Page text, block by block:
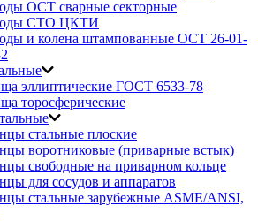
ОСТ сварные секторные
СТО ЦКТИ
и колена штампованные ОСТ 26-01-
эллиптические ГОСТ 6533-78
торосферические
стальные плоские
воротниковые (приварные встык)
свободные на приварном кольце
для сосудов и аппаратов
стальные зарубежные ASME/ANSI,